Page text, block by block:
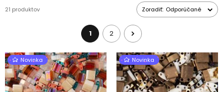
21 produktov Zoradiť: Odporúčané
1 2
Novinka Novinka